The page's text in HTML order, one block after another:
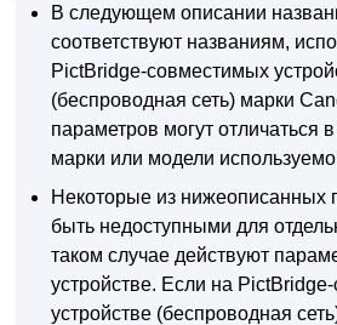
В следующем описании
соответствуют названиям,
PictBridge-совместимых
(беспроводная сеть) марки
параметров могут отличаться
марки или модели
Некоторые из нижеописанных
быть недоступными для
таком случае действуют
устройстве. Если на PictBridge
устройстве (беспроводная